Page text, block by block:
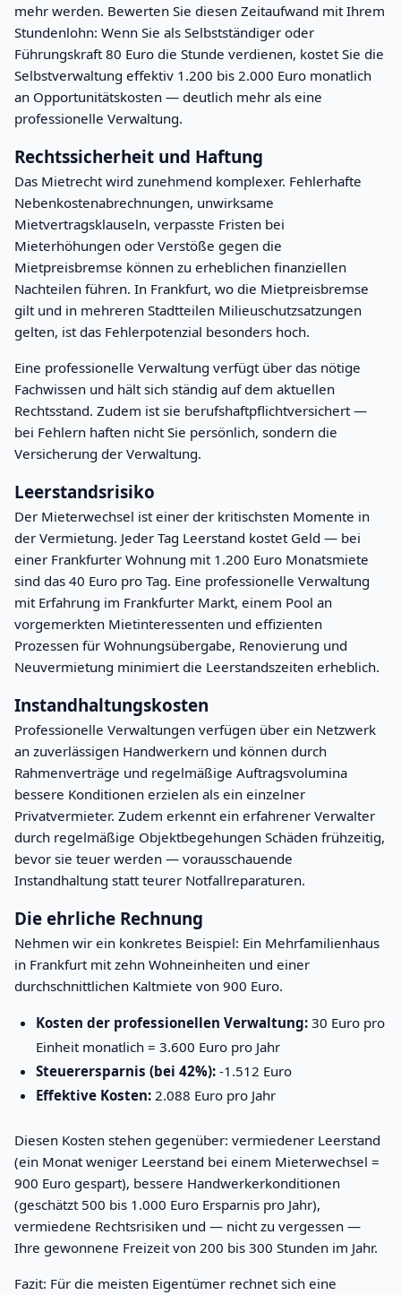
mehr werden. Bewerten Sie diesen Zeitaufwand mit Ihrem
Stundenlohn: Wenn Sie als Selbstständiger oder
Führungskraft 80 Euro die Stunde verdienen, kostet Sie die
Selbstverwaltung effektiv 1.200 bis 2.000 Euro monatlich
an Opportunitätskosten — deutlich mehr als eine
professionelle Verwaltung.
Rechtssicherheit und Haftung
Das Mietrecht wird zunehmend komplexer. Fehlerhafte
Nebenkostenabrechnungen, unwirksame
Mietvertragsklauseln, verpasste Fristen bei
Mieterhöhungen oder Verstöße gegen die
Mietpreisbremse können zu erheblichen finanziellen
Nachteilen führen. In Frankfurt, wo die Mietpreisbremse
gilt und in mehreren Stadtteilen Milieuschutzsatzungen
gelten, ist das Fehlerpotenzial besonders hoch.
Eine professionelle Verwaltung verfügt über das nötige
Fachwissen und hält sich ständig auf dem aktuellen
Rechtsstand. Zudem ist sie berufshaftpflichtversichert —
bei Fehlern haften nicht Sie persönlich, sondern die
Versicherung der Verwaltung.
Leerstandsrisiko
Der Mieterwechsel ist einer der kritischsten Momente in
der Vermietung. Jeder Tag Leerstand kostet Geld — bei
einer Frankfurter Wohnung mit 1.200 Euro Monatsmiete
sind das 40 Euro pro Tag. Eine professionelle Verwaltung
mit Erfahrung im Frankfurter Markt, einem Pool an
vorgemerkten Mietinteressenten und effizienten
Prozessen für Wohnungsübergabe, Renovierung und
Neuvermietung minimiert die Leerstandszeiten erheblich.
Instandhaltungskosten
Professionelle Verwaltungen verfügen über ein Netzwerk
an zuverlässigen Handwerkern und können durch
Rahmenverträge und regelmäßige Auftragsvolumina
bessere Konditionen erzielen als ein einzelner
Privatvermieter. Zudem erkennt ein erfahrener Verwalter
durch regelmäßige Objektbegehungen Schäden frühzeitig,
bevor sie teuer werden — vorausschauende
Instandhaltung statt teurer Notfallreparaturen.
Die ehrliche Rechnung
Nehmen wir ein konkretes Beispiel: Ein Mehrfamilienhaus
in Frankfurt mit zehn Wohneinheiten und einer
durchschnittlichen Kaltmiete von 900 Euro.
Kosten der professionellen Verwaltung: 30 Euro pro
Einheit monatlich = 3.600 Euro pro Jahr
Steuerersparnis (bei 42%): -1.512 Euro
Effektive Kosten: 2.088 Euro pro Jahr
Diesen Kosten stehen gegenüber: vermiedener Leerstand
(ein Monat weniger Leerstand bei einem Mieterwechsel =
900 Euro gespart), bessere Handwerkerkonditionen
(geschätzt 500 bis 1.000 Euro Ersparnis pro Jahr),
vermiedene Rechtsrisiken und — nicht zu vergessen —
Ihre gewonnene Freizeit von 200 bis 300 Stunden im Jahr.
Fazit: Für die meisten Eigentümer rechnet sich eine